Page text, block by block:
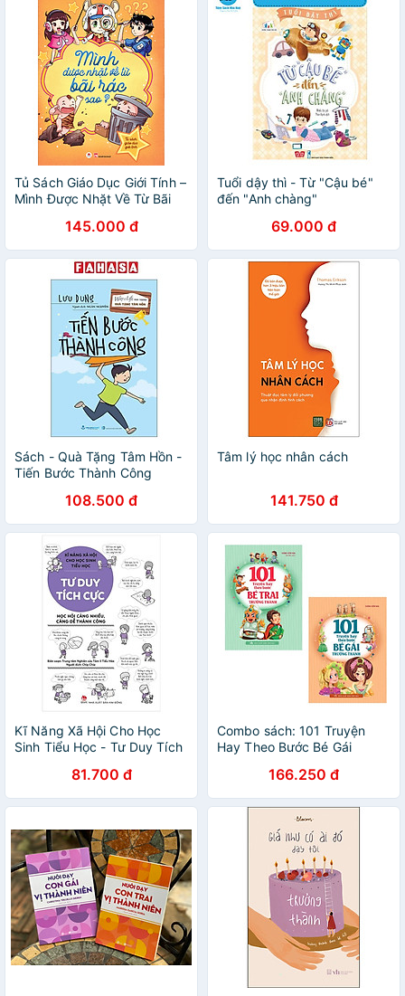
Tủ Sách Giáo Dục Giới Tính –
Mình Được Nhặt Về Từ Bãi
145.000 đ
Tuổi dậy thì - Từ "Cậu bé"
đến "Anh chàng"
69.000 đ
Sách - Quà Tặng Tâm Hồn -
Tiến Bước Thành Công
108.500 đ
Tâm lý học nhân cách
141.750 đ
Kĩ Năng Xã Hội Cho Học
Sinh Tiểu Học - Tư Duy Tích
81.700 đ
Combo sách: 101 Truyện
Hay Theo Bước Bé Gái
Hay Theo Bước Bé Trai
Trưởng Thành (Tái Bản)
166.250 đ